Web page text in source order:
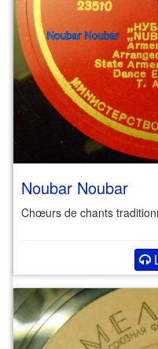
Noubar Noubar
Chœurs de chants